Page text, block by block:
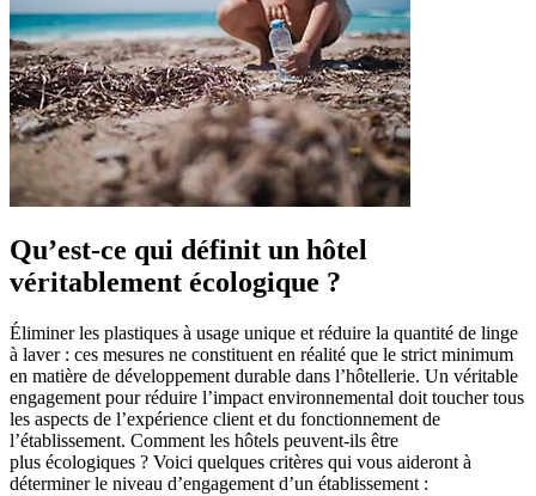
Qu’est-ce qui définit un hôtel
véritablement écologique ?
Éliminer les plastiques à usage unique et réduire la quantité de linge
à laver : ces mesures ne constituent en réalité que le strict minimum
en matière de développement durable dans l’hôtellerie. Un véritable
engagement pour réduire l’impact environnemental doit toucher tous
les aspects de l’expérience client et du fonctionnement de
l’établissement. Comment les hôtels peuvent-ils être
plus écologiques ? Voici quelques critères qui vous aideront à
déterminer le niveau d’engagement d’un établissement :